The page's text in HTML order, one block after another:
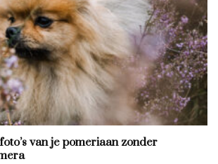
van je pomeriaan zonder